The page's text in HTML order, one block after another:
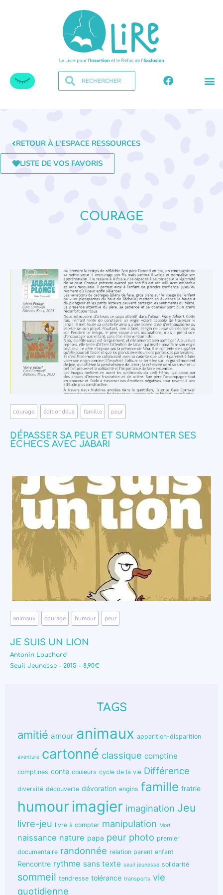
RETOUR À L'ESPACE RESSOURCES
LISTE DE VOS FAVORIS
COURAGE
courage éditiondeux famille peur
DÉPASSER SA PEUR ET SURMONTER SES
ÉCHECS AVEC JABARI
animaux courage humour peur
JE SUIS UN LION
Antonin Louchard
Seuil Jeunesse - 2015 - 8,90€
TAGS
amitié amour animaux apparition-disparition
aventure cartonné classique comptine
comptines conte couleurs cycle de la vie Différence
diversité découverte dévoration engins famille fratrie
humour imagier imagination Jeu
livre-jeu livre à compter manipulation Mort
naissance nature papa peur photo premier
documentaire randonnée relation parent enfant
Rencontre rythme sans texte seuil jeunesse solidarité
sommeil tendresse tolérance transports vie
quotidienne